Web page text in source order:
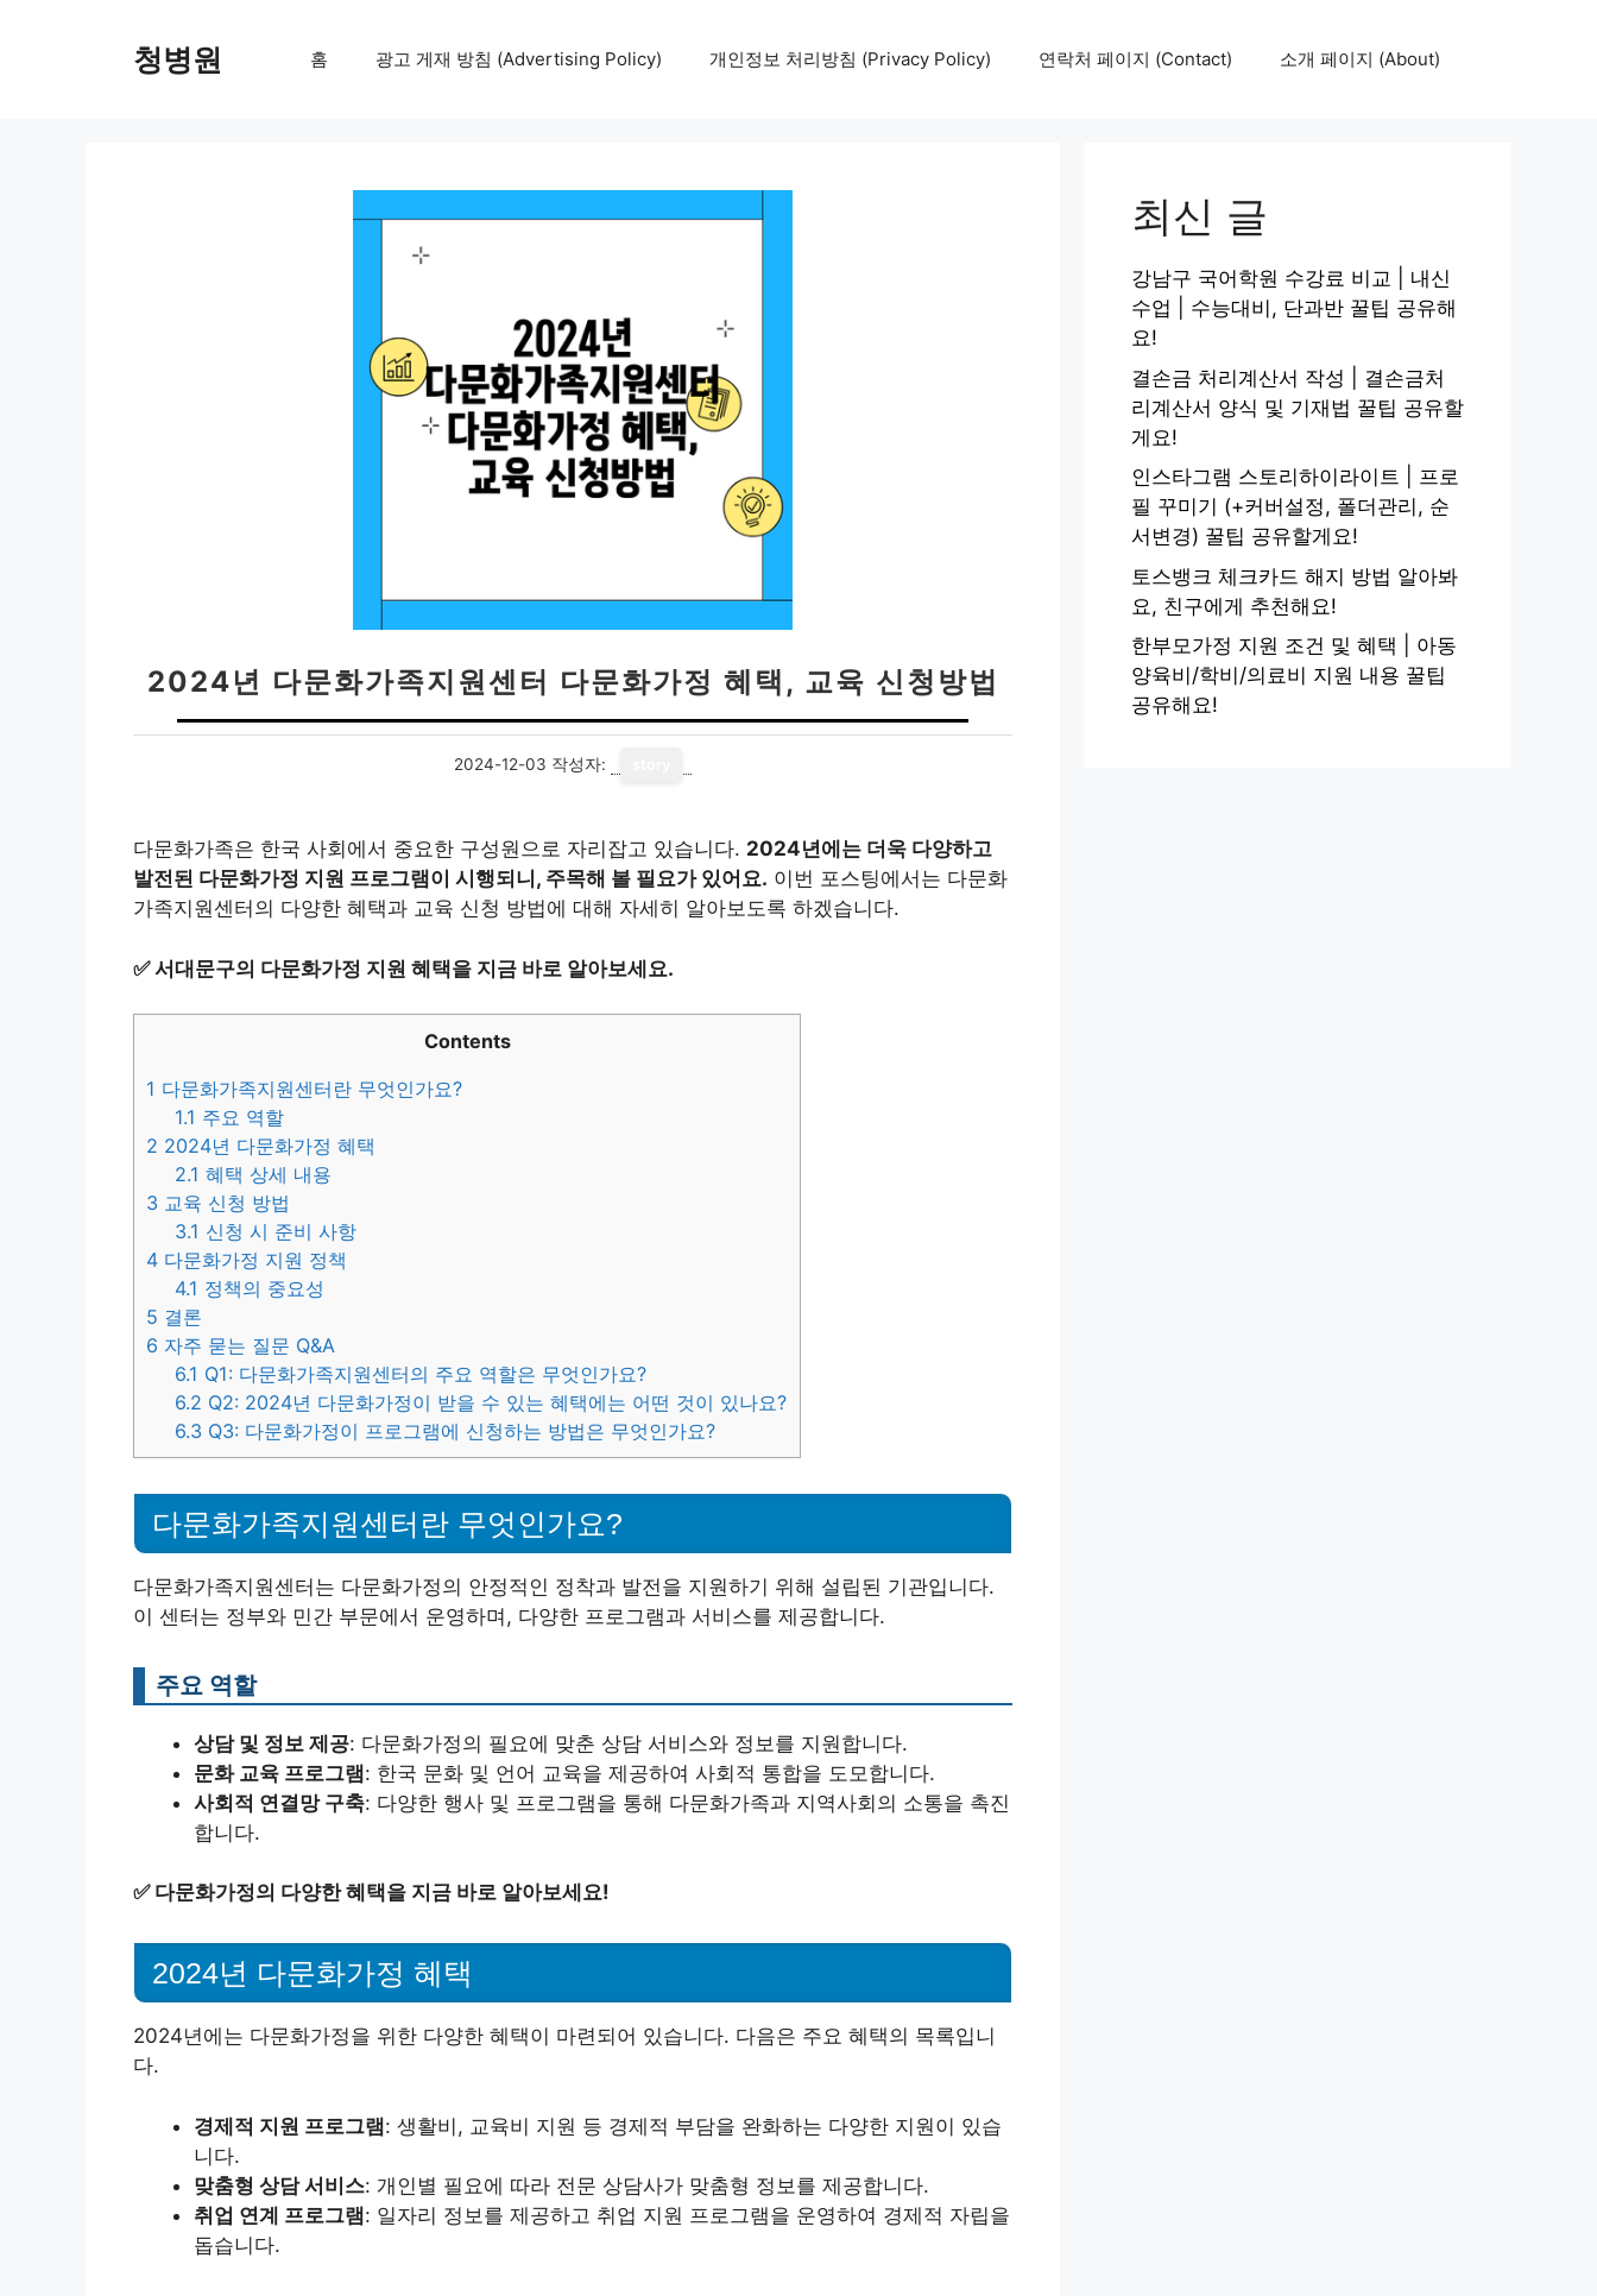
청병원 홈 광고 게재 방침 (Advertising Policy) 개인정보 처리방침 (Privacy Policy) 연락처 페이지 (Contact) 소개 페이지 (About)
2024년 다문화가족지원센터 다문화가정 혜택, 교육 신청방법
2024-12-03 작성자:
다문화가족은 한국 사회에서 중요한 구성원으로 자리잡고 있습니다. 2024년에는 더욱 다양하고
발전된 다문화가정 지원 프로그램이 시행되니, 주목해 볼 필요가 있어요. 이번 포스팅에서는 다문화
가족지원센터의 다양한 혜택과 교육 신청 방법에 대해 자세히 알아보도록 하겠습니다.
✅서대문구의 다문화가정 지원 혜택을 지금 바로 알아보세요.
Contents
1 다문화가족지원센터란 무엇인가요?
1.1 주요 역할
2 2024년 다문화가정 혜택
2.1 혜택 상세 내용
3 교육 신청 방법
3.1 신청 시 준비 사항
4 다문화가정 지원 정책
4.1 정책의 중요성
5 결론
6 자주 묻는 질문 Q&A
6.1 Q1: 다문화가족지원센터의 주요 역할은 무엇인가요?
6.2 Q2: 2024년 다문화가정이 받을 수 있는 혜택에는 어떤 것이 있나요?
6.3 Q3: 다문화가정이 프로그램에 신청하는 방법은 무엇인가요?
다문화가족지원센터란 무엇인가요?
다문화가족지원센터는 다문화가정의 안정적인 정착과 발전을 지원하기 위해 설립된 기관입니다.
이 센터는 정부와 민간 부문에서 운영하며, 다양한 프로그램과 서비스를 제공합니다.
주요 역할
상담 및 정보 제공: 다문화가정의 필요에 맞춘 상담 서비스와 정보를 지원합니다.
문화 교육 프로그램: 한국 문화 및 언어 교육을 제공하여 사회적 통합을 도모합니다.
사회적 연결망 구축: 다양한 행사 및 프로그램을 통해 다문화가족과 지역사회의 소통을 촉진
합니다.
✅ 다문화가정의 다양한 혜택을 지금 바로 알아보세요!
2024년 다문화가정 혜택
2024년에는 다문화가정을 위한 다양한 혜택이 마련되어 있습니다. 다음은 주요 혜택의 목록입니
다.
경제적 지원 프로그램: 생활비, 교육비 지원 등 경제적 부담을 완화하는 다양한 지원이 있습
니다.
맞춤형 상담 서비스: 개인별 필요에 따라 전문 상담사가 맞춤형 정보를 제공합니다.
취업 연계 프로그램: 일자리 정보를 제공하고 취업 지원 프로그램을 운영하여 경제적 자립을
돕습니다.
최신 글
강남구 국어학원 수강료 비교 | 내신
수업 | 수능대비, 단과반 꿀팁 공유해
요!
결손금 처리계산서 작성 | 결손금처
리계산서 양식 및 기재법 꿀팁 공유할
게요!
인스타그램 스토리하이라이트 | 프로
필 꾸미기 (+커버설정, 폴더관리, 순
서변경) 꿀팁 공유할게요!
토스뱅크 체크카드 해지 방법 알아봐
요, 친구에게 추천해요!
한부모가정 지원 조건 및 혜택 | 아동
양육비/학비/의료비 지원 내용 꿀팁
공유해요!